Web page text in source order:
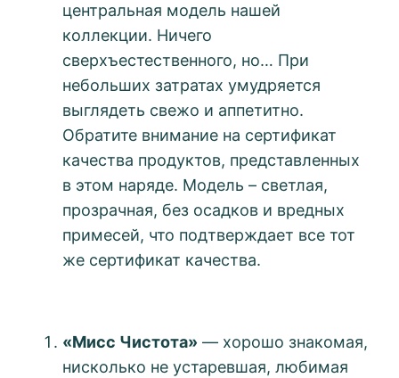
центральная модель нашей
коллекции. Ничего
сверхъестественного, но… При
небольших затратах умудряется
выглядеть свежо и аппетитно.
Обратите внимание на сертификат
качества продуктов, представленных
в этом наряде. Модель – светлая,
прозрачная, без осадков и вредных
примесей, что подтверждает все тот
же сертификат качества.
«Мисс Чистота» — хорошо знакомая,
нисколько не устаревшая, любимая